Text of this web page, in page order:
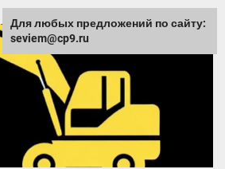
Для любых предложений по сайту:
seviem@cp9.ru